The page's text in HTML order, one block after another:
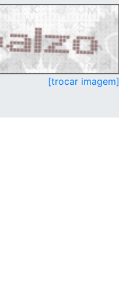
[trocar imagem]